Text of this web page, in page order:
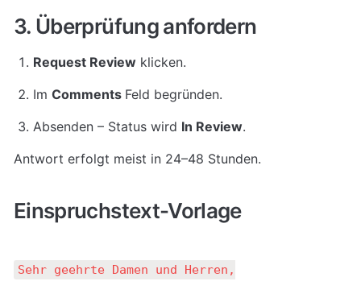
3. Überprüfung anfordern
Request Review klicken.
Im Comments Feld begründen.
Absenden – Status wird In Review.
Antwort erfolgt meist in 24–48 Stunden.
Einspruchstext-Vorlage
Sehr geehrte Damen und Herren,